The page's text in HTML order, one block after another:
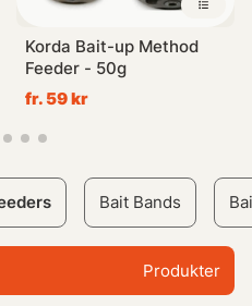
Korda Bait-up Method
Feeder - 50g
fr. 59 kr
Bait Bands
Produkter